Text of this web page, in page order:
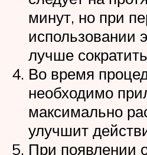
минут, но при
использовании
лучше
Во время
необходимо
максимально
улучшит
При появлении